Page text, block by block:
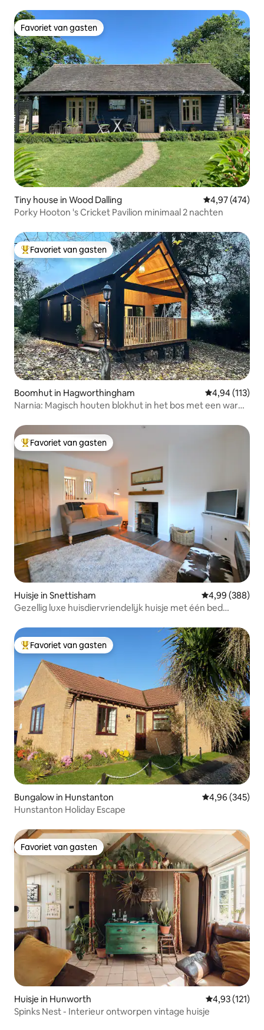
Favoriet van gasten
Favoriet van gasten
Tiny house in Wood Dalling Gemiddelde
4,97 (474)
Porky Hooton 's Cricket Pavilion minimaal 2 nachten
Topfavoriet van gasten
Favoriet van gasten
Boomhut in Hagworthingham Gemiddelde
4,94 (113)
Narnia: Magisch houten blokhut in het bos met een warm
Topfavoriet van gasten
Favoriet van gasten
Huisje in Snettisham Gemiddelde
4,99 (388)
Gezellig luxe huisdiervriendelijk huisje met één bed
Topfavoriet van gasten
Favoriet van gasten
Bungalow in Hunstanton Gemiddelde
4,96 (345)
Hunstanton Holiday Escape
Favoriet van gasten
Favoriet van gasten
Huisje in Hunworth Gemiddelde
4,93 (121)
Spinks Nest - Interieur ontworpen vintage huisje